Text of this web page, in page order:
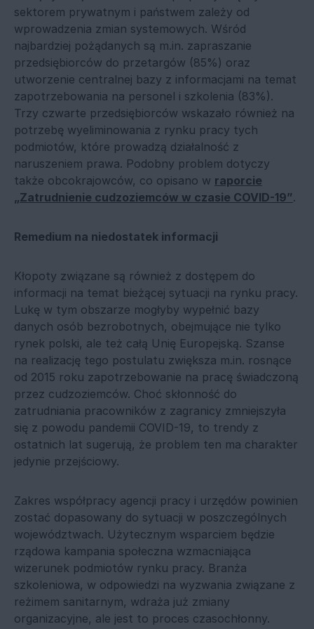
sektorem prywatnym i państwem zależy od
wprowadzenia zmian systemowych. Wśród
najbardziej pożądanych są m.in. zapraszanie
przedsiębiorców do przetargów (85%) oraz
utworzenie centralnej bazy z informacjami na temat
zapotrzebowania na personel i szkolenia (83%).
Trzy czwarte przedsiębiorców wskazało również na
potrzebę wyeliminowania z rynku pracy tych
podmiotów, które prowadzą działalność z
naruszeniem prawa. Podobny problem dotyczy
także obcokrajowców, co opisano w raporcie
„Zatrudnienie cudzoziemców w czasie COVID-19”.
Remedium na niedostatek informacji
Kłopoty związane są również z dostępem do
informacji na temat bieżącej sytuacji na rynku pracy.
Lukę w tym obszarze mogłyby wypełnić bazy
danych osób bezrobotnych, obejmujące nie tylko
rynek polski, ale też całą Unię Europejską. Szanse
na realizację tego postulatu zwiększa m.in. rosnące
od 2015 roku zapotrzebowanie na pracę świadczoną
przez cudzoziemców. Choć skłonność do
zatrudniania pracowników z zagranicy zmniejszyła
się z powodu pandemii COVID-19, to trendy z
ostatnich lat sugerują, że problem ten ma charakter
jedynie przejściowy.
Zakres współpracy agencji pracy i urzędów powinien
zostać dopasowany do sytuacji w poszczególnych
województwach. Użytecznym wsparciem będzie
rządowa kampania społeczna wzmacniająca
wizerunek podmiotów rynku pracy. Branża
szkoleniowa, w odpowiedzi na wyzwania związane z
reżimem sanitarnym, wdraża już zmiany
organizacyjne, ale jest to proces czasochłonny.